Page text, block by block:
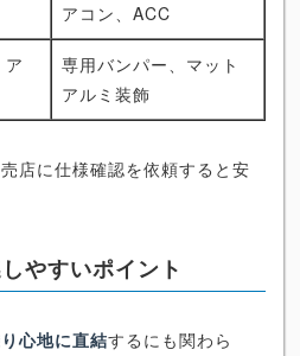
アコン、ACC
ア
専用バンパー、マット
アルミ装飾
店に仕様確認を依頼すると安
やすいポイント
心地に直結するにも関わら